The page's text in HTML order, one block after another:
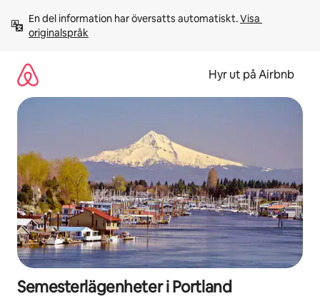
innehåll
En del information har översatts automatiskt. Visa
originalspråk
Hyr ut på Airbnb
Semesterlägenheter i Portland